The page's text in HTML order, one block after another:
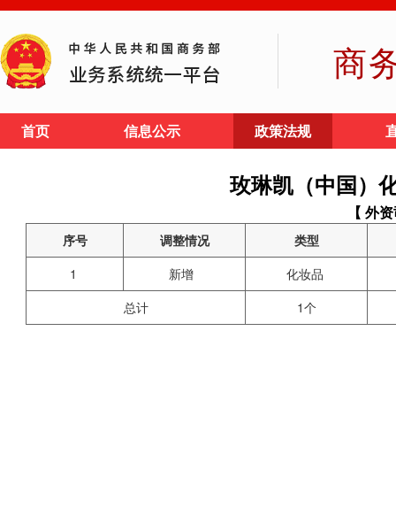
商
首页 信息公示 政策法规
玫琳凯（中国）
【 外
序号 调整情况
类型
1
新增
化妆品
总计
1个